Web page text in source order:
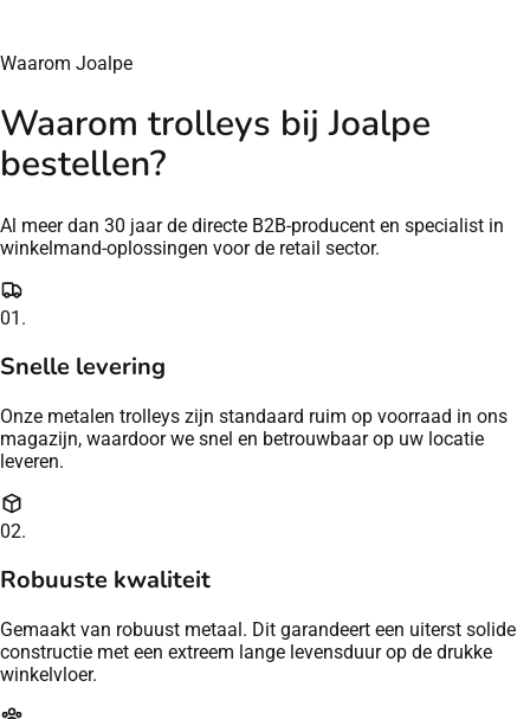
Waarom Joalpe
Waarom trolleys bij Joalpe
bestellen?
Al meer dan 30 jaar de directe B2B-producent en specialist in
winkelmand-oplossingen voor de retail sector.
01.
Snelle levering
Onze metalen trolleys zijn standaard ruim op voorraad in ons
magazijn, waardoor we snel en betrouwbaar op uw locatie
leveren.
02.
Robuuste kwaliteit
Gemaakt van robuust metaal. Dit garandeert een uiterst solide
constructie met een extreem lange levensduur op de drukke
winkelvloer.